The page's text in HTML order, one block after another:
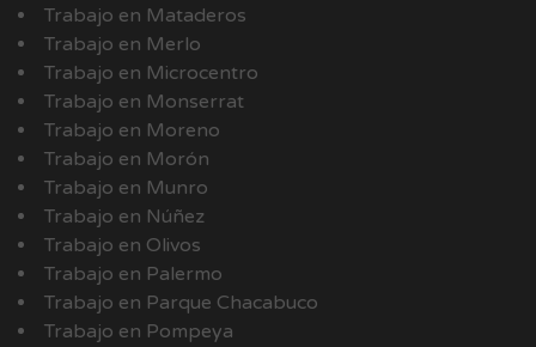
Trabajo en Mataderos
Trabajo en Merlo
Trabajo en Microcentro
Trabajo en Monserrat
Trabajo en Moreno
Trabajo en Morón
Trabajo en Munro
Trabajo en Núñez
Trabajo en Olivos
Trabajo en Palermo
Trabajo en Parque Chacabuco
Trabajo en Pompeya